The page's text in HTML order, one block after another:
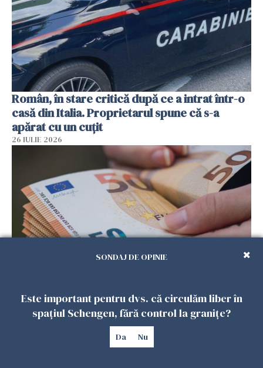
Român, în stare critică după ce a intrat într-o
casă din Italia. Proprietarul spune că s-a
apărat cu un cuțit
26 IULIE 2026
Italia. Aproape 500.000 de euro din venituri,
ascunși de autorități
SONDAJ DE OPINIE
Este important pentru dvs. că circulăm liber în
spațiul Schengen, fără control la granițe?
Da Nu